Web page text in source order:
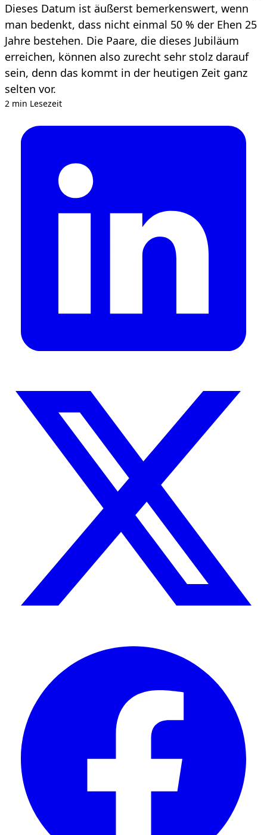
Dieses Datum ist äußerst bemerkenswert, wenn
man bedenkt, dass nicht einmal 50 % der Ehen 25
Jahre bestehen. Die Paare, die dieses Jubiläum
erreichen, können also zurecht sehr stolz darauf
sein, denn das kommt in der heutigen Zeit ganz
selten vor.
2 min Lesezeit